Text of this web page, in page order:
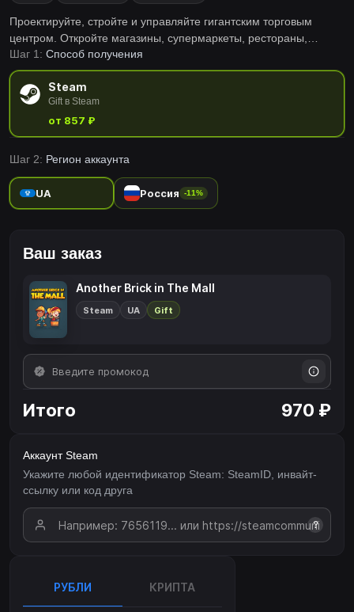
Проектируйте, стройте и управляйте гигантским торговым
центром. Откройте магазины, супермаркеты, рестораны,
кинотеатры, боулинг и многое другое. Наймите и управляйте
лучшими сотрудниками и заставьте своих клиентов тратить все
свои деньги!
Шаг 1: Способ получения
Steam
Gift в Steam
от 857 ₽
Шаг 2: Регион аккаунта
UA Россия -11%
Ваш заказ
Another Brick in The Mall
Steam UA Gift
Итого 970 ₽
Аккаунт Steam
Укажите любой идентификатор Steam: SteamID, инвайт-
ссылку или код друга
?
РУБЛИ КРИПТА